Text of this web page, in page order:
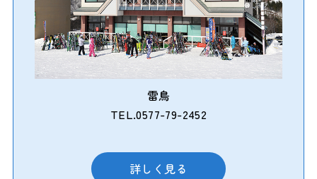
雷鳥
TEL.0577-79-2452
詳しく見る